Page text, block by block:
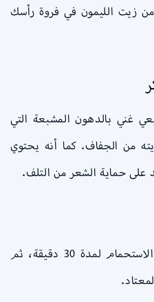
2-3 قطرات من زيت الليمون في فروة رأسك
غني بالدهون المشبعة التي
من الجفاف. كما أنه يحتوي
على حماية الشعر من التلف.
دلكي الشعر بزيت الزيتون قبل الاستحمام لمدة 30 دقيقة، ثم